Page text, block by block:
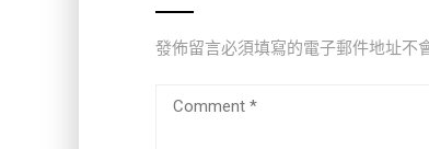
發佈留言必須填寫的電子郵件地址不